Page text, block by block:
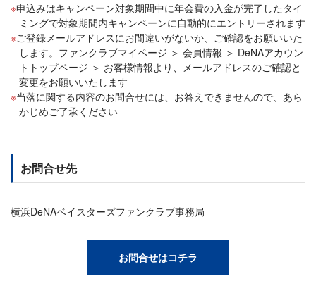
申込みはキャンペーン対象期間中に年会費の入金が完了したタイ
ミングで対象期間内キャンペーンに自動的にエントリーされます
ご登録メールアドレスにお間違いがないか、ご確認をお願いいた
します。ファンクラブマイページ ＞ 会員情報 ＞ DeNAアカウン
トトップページ ＞ お客様情報より、メールアドレスのご確認と
変更をお願いいたします
当落に関する内容のお問合せには、お答えできませんので、あら
かじめご了承ください
お問合せ先
横浜DeNAベイスターズファンクラブ事務局
お問合せはコチラ